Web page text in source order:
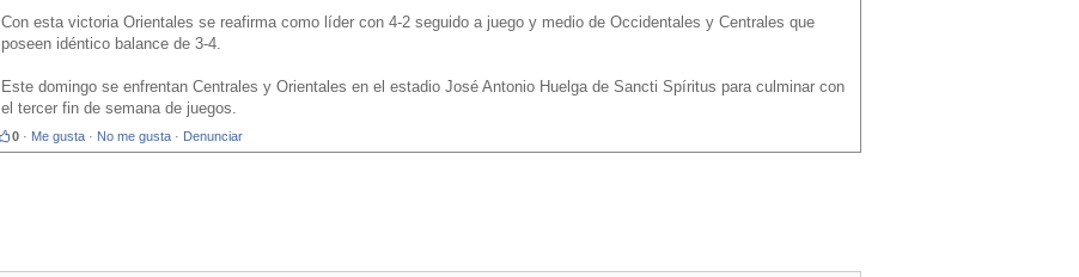
Con esta victoria Orientales se reafirma como líder con 4-2 seguido a juego y medio de Occidentales y Centrales que
poseen idéntico balance de 3-4.
Este domingo se enfrentan Centrales y Orientales en el estadio José Antonio Huelga de Sancti Spíritus para culminar con
el tercer fin de semana de juegos.
0 · Me gusta · No me gusta · Denunciar